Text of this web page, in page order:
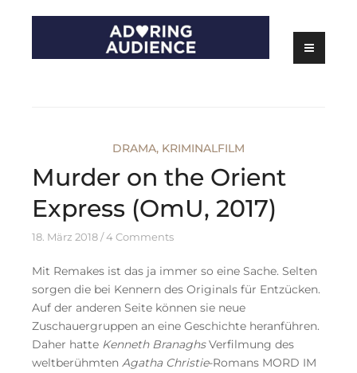
content
DRAMA, KRIMINALFILM
Murder on the Orient
Express (OmU, 2017)
18. März 2018 4 Comments
Mit Remakes ist das ja immer so eine Sache. Selten
sorgen die bei Kennern des Originals für Entzücken.
Auf der anderen Seite können sie neue
Zuschauergruppen an eine Geschichte heranführen.
Daher hatte Kenneth BranaghsVerfilmung des
weltberühmten Agatha Christie-Romans MORD IM